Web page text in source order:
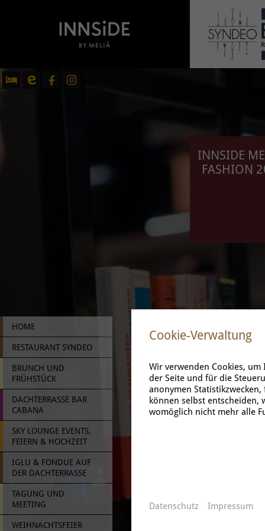
HOME
RESTAURANT SYNDEO
BRUNCH UND
FRÜHSTÜCK
DACHTERRASSE BAR
CABANA
SKY LOUNGE EVENTS,
FEIERN & HOCHZEIT
IGLU & FONDUE AUF
DER DACHTERRASSE
TAGUNG UND
MEETING
WEIHNACHTSFEIER
INNSIDE
FASHION
Cookie-Verwaltung
Wir verwenden Cookies,
der Seite und für die
anonymen
können selbst entscheiden,
womöglich nicht mehr alle
Datenschutz Impressum